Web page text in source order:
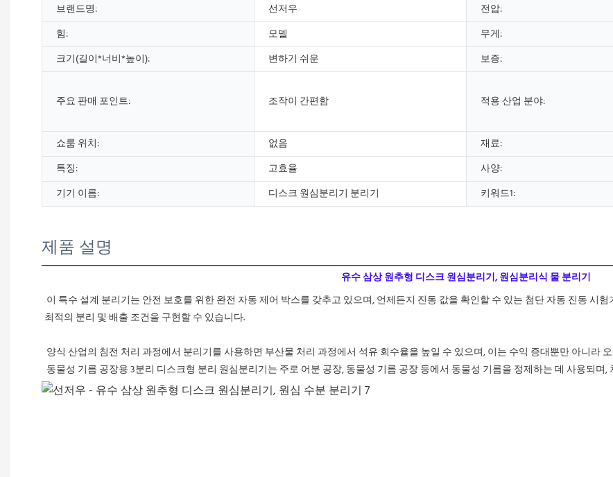
브랜드명:
선저우 전압:
힘:
모델 무게:
크기(길이*너비*높이):
변하기 쉬운 보증:
주요 판매 포인트: 조작이 간편함 적용 산업 분야:
쇼룸 위치:
없음 재료:
특징:
고효율 사양:
기기 이름:
디스크 원심분리기 분리기 키워드1:
제품 설명
유수 삼상 원추형 디스크 원심분리기, 원심분리식 물 분리기
최적의 분리 및 배출 조건을 구현할 수 있습니다.
양식 산업의 침전 처리 과정에서 분리기를 사용하면 부산물 처리 과정에서 석유 회수율을 높일 수 있으며, 이는 수익 증대뿐만 아니라
동물성 기름 공장용 3분리 디스크형 분리 원심분리기는 주로 어분 공장, 동물성 기름 공장 등에서 동물성 기름을 정제하는 데 사용되며